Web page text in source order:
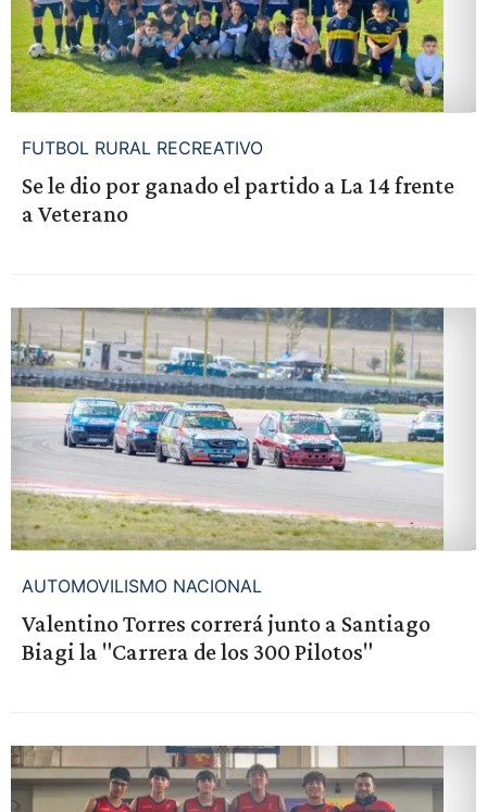
FUTBOL RURAL RECREATIVO
Se le dio por ganado el partido a La 14 frente
a Veterano
AUTOMOVILISMO NACIONAL
Valentino Torres correrá junto a Santiago
Biagi la "Carrera de los 300 Pilotos"